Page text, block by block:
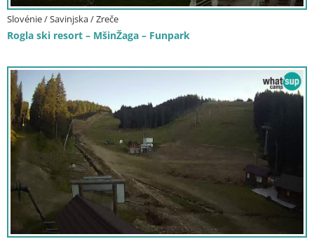
Slovénie / Savinjska / Zreče
Rogla ski resort – MšinŽaga – Funpark